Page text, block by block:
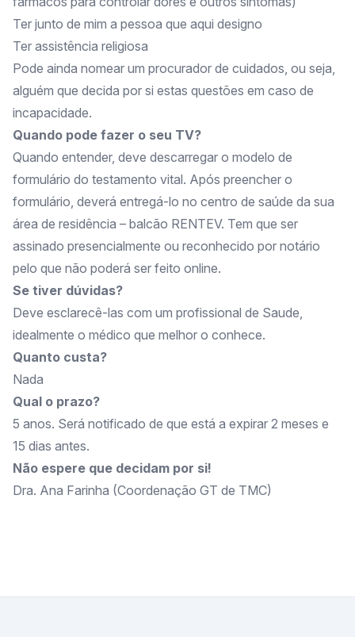
Ter junto de mim a pessoa que aqui designo
Ter assistência religiosa
Pode ainda nomear um procurador de cuidados, ou seja,
alguém que decida por si estas questões em caso de
incapacidade.
Quando pode fazer o seu TV?
Quando entender, deve descarregar o modelo de
formulário do testamento vital. Após preencher o
formulário, deverá entregá-lo no centro de saúde da sua
área de residência – balcão RENTEV. Tem que ser
assinado presencialmente ou reconhecido por notário
pelo que não poderá ser feito online.
Se tiver dúvidas?
Deve esclarecê-las com um profissional de Saude,
idealmente o médico que melhor o conhece.
Quanto custa?
Nada
Qual o prazo?
5 anos. Será notificado de que está a expirar 2 meses e
15 dias antes.
Não espere que decidam por si!
Dra. Ana Farinha (Coordenação GT de TMC)